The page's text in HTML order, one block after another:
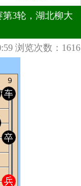
3轮，湖北柳大
浏览次数：1616